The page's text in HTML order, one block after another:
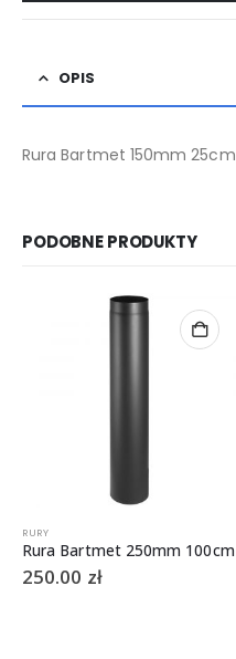
OPIS
Rura Bartmet 150mm 25cm
PODOBNE PRODUKTY
RURY
Rura Bartmet 250mm 100cm
250.00 zł